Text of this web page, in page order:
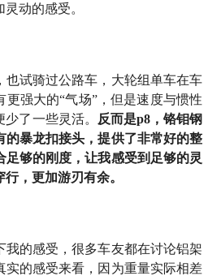
动的感受。
也试骑过公路车，大轮组单车在车
更强大的“气场”，但是速度与惯性
了一些灵活。
反而是p8，铬钼钢
的暴龙扣接头，提供了非常好的整
足够的刚度，让我感受到足够的灵
，更加游刃有余。
我的感受，很多车友都在讨论铝架
实的感受来看，因为重量实际相差